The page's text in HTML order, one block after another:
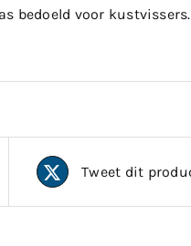
bedoeld voor kustvissers.
Tweet dit